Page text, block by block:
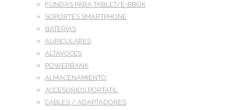
FUNDAS PARA TABLET/E-BBOK
SOPORTES SMARTPHONE
BATERÍAS
AURICULARES
ALTAVOCES
POWERBANK
ALMACENAMIENTO
ACCESORIOS PORTÁTIL
CABLES / ADAPTADORES